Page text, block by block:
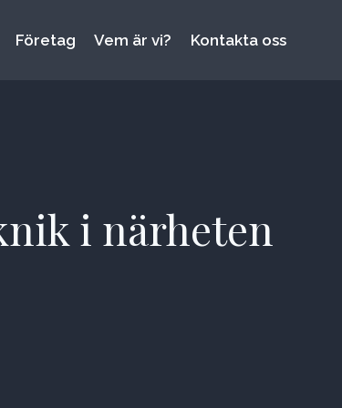
Företag Vem är vi? Kontakta oss
i närheten